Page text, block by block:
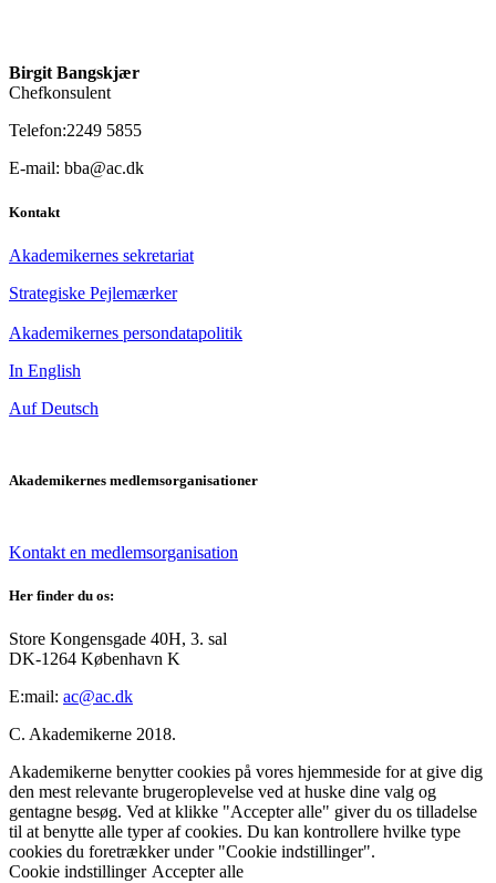
Birgit Bangskjær
Chefkonsulent
Telefon:2249 5855
E-mail: bba@ac.dk
Kontakt
Akademikernes sekretariat
Strategiske Pejlemærker
Akademikernes persondatapolitik
In English
Auf Deutsch
Akademikernes medlemsorganisationer
Kontakt en medlemsorganisation
Her finder du os:
Store Kongensgade 40H, 3. sal
DK-1264 København K
E:mail: ac@ac.dk
C. Akademikerne 2018.
Akademikerne benytter cookies på vores hjemmeside for at give dig
den mest relevante brugeroplevelse ved at huske dine valg og
gentagne besøg. Ved at klikke "Accepter alle" giver du os tilladelse
til at benytte alle typer af cookies. Du kan kontrollere hvilke type
cookies du foretrækker under "Cookie indstillinger".
Cookie indstillinger Accepter alle